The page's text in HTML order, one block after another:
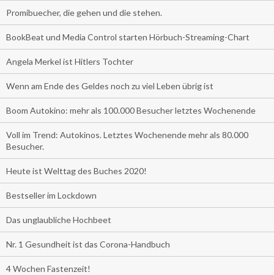
Promibuecher, die gehen und die stehen.
BookBeat und Media Control starten Hörbuch-Streaming-Chart
Angela Merkel ist Hitlers Tochter
Wenn am Ende des Geldes noch zu viel Leben übrig ist
Boom Autokino: mehr als 100.000 Besucher letztes Wochenende
Voll im Trend: Autokinos. Letztes Wochenende mehr als 80.000
Besucher.
Heute ist Welttag des Buches 2020!
Bestseller im Lockdown
Das unglaubliche Hochbeet
Nr. 1 Gesundheit ist das Corona-Handbuch
4 Wochen Fastenzeit!